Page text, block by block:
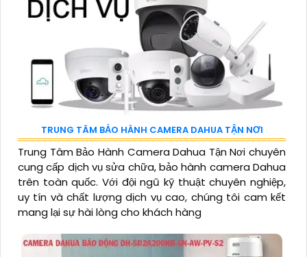
TRUNG TÂM BẢO HÀNH CAMERA DAHUA TẬN NƠI
Trung Tâm Bảo Hành Camera Dahua Tận Nơi chuyên
cung cấp dịch vụ sửa chữa, bảo hành camera Dahua
trên toàn quốc. Với đội ngũ kỹ thuật chuyên nghiệp,
uy tín và chất lượng dịch vụ cao, chúng tôi cam kết
mang lại sự hài lòng cho khách hàng